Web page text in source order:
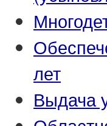
лет
Выдача